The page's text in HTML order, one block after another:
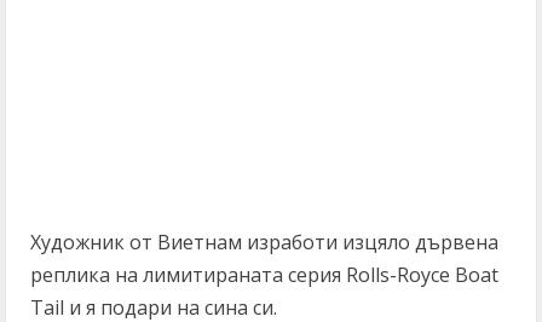
Художник от Виетнам изработи изцяло дървена
реплика на лимитираната серия Rolls-Royce Boat
Tail и я подари на сина си.